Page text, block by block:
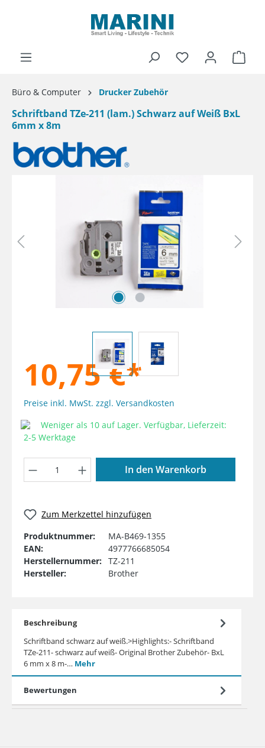
Büro & Computer Drucker Zubehör
Schriftband TZe-211 (lam.) Schwarz auf Weiß BxL
6mm x 8m
10,75 €*
Preise inkl. MwSt. zzgl. Versandkosten
Weniger als 10 auf Lager. Verfügbar, Lieferzeit:
2-5 Werktage
Produkt Anzahl: Gib den
In den Warenkorb
Zum Merkzettel hinzufügen
Produktnummer:
MA-B469-1355
EAN:
4977766685054
Herstellernummer: TZ-211
Hersteller:
Brother
Beschreibung
Schriftband schwarz auf weiß.>Highlights:- Schriftband
TZe-211- schwarz auf weiß- Original Brother Zubehör- BxL
6 mm x 8 m-… Mehr
Bewertungen